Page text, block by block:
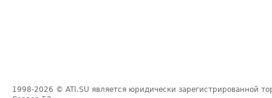
1998-2026 © ATI.SU является юридически зарегистрированной